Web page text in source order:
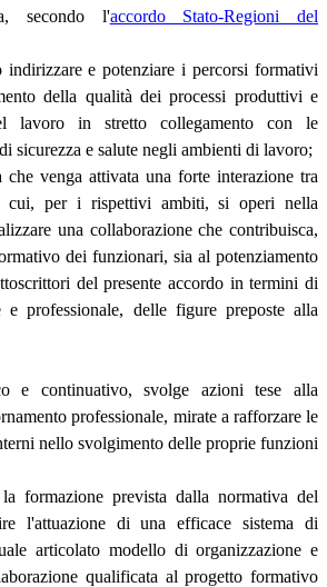
secondo l'accordo Stato-Regioni del
indirizzare e potenziare i percorsi formativi
della qualità dei processi produttivi e
lavoro in stretto collegamento con le
sicurezza e salute negli ambienti di lavoro;
che venga attivata una forte interazione tra
per i rispettivi ambiti, si operi nella
una collaborazione che contribuisca,
dei funzionari, sia al potenziamento
del presente accordo in termini di
e professionale, delle figure preposte alla
e continuativo, svolge azioni tese alla
professionale, mirate a rafforzare le
nello svolgimento delle proprie funzioni
formazione prevista dalla normativa del
l'attuazione di una efficace sistema di
articolato modello di organizzazione e
qualificata al progetto formativo